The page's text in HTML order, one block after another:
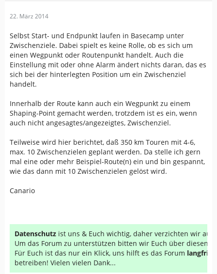
22. März 2014
Selbst Start- und Endpunkt laufen in Basecamp unter
Zwischenziele. Dabei spielt es keine Rolle, ob es sich um
einen Wegpunkt oder Routenpunkt handelt. Auch die
Einstellung mit oder ohne Alarm ändert nichts daran, das es
sich bei der hinterlegten Position um ein Zwischenziel
handelt.
Innerhalb der Route kann auch ein Wegpunkt zu einem
Shaping-Point gemacht werden, trotzdem ist es ein, wenn
auch nicht angesagtes/angezeigtes, Zwischenziel.
Teilweise wird hier berichtet, daß 350 km Touren mit 4-6,
max. 10 Zwischenzielen geplant werden. Da stelle ich gern
mal eine oder mehr Beispiel-Route(n) ein und bin gespannt,
wie das dann mit 10 Zwischenzielen gelöst wird.
Canario
Datenschutz ist uns & Euch wichtig, daher verzichten wir auf
Um das Forum zu unterstützen bitten wir Euch über diesen
Für Euch ist das nur ein Klick, uns hilft es das Forum
betreiben! Vielen vielen Dank...